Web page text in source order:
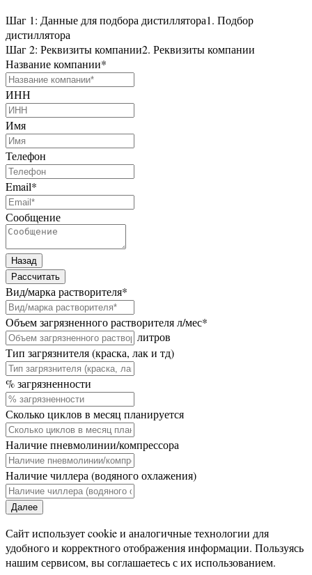
Шаг 1: Данные для подбора дистиллятора1. Подбор
дистиллятора
Шаг 2: Реквизиты компании2. Реквизиты компании
Название компании*
ИНН
Имя
Телефон
Email*
Сообщение
Назад
Рассчитать
Вид/марка растворителя*
Объем загрязненного растворителя л/мес*
литров
Тип загрязнителя (краска, лак и тд)
% загрязненности
Сколько циклов в месяц планируется
Наличие пневмолинии/компрессора
Наличие чиллера (водяного охлажения)
Далее
Сайт использует cookie и аналогичные технологии для
удобного и корректного отображения информации. Пользуясь
нашим сервисом, вы соглашаетесь с их использованием.